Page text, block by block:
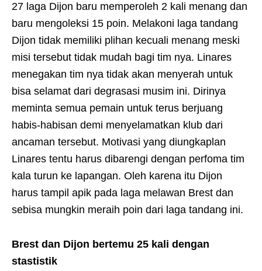
27 laga Dijon baru memperoleh 2 kali menang dan
baru mengoleksi 15 poin. Melakoni laga tandang
Dijon tidak memiliki plihan kecuali menang meski
misi tersebut tidak mudah bagi tim nya. Linares
menegakan tim nya tidak akan menyerah untuk
bisa selamat dari degrasasi musim ini. Dirinya
meminta semua pemain untuk terus berjuang
habis-habisan demi menyelamatkan klub dari
ancaman tersebut. Motivasi yang diungkaplan
Linares tentu harus dibarengi dengan perfoma tim
kala turun ke lapangan. Oleh karena itu Dijon
harus tampil apik pada laga melawan Brest dan
sebisa mungkin meraih poin dari laga tandang ini.
Brest dan Dijon bertemu 25 kali dengan
stastistik